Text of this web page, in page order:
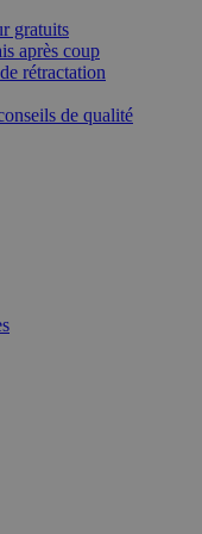
gratuits
après coup
rétractation
de qualité